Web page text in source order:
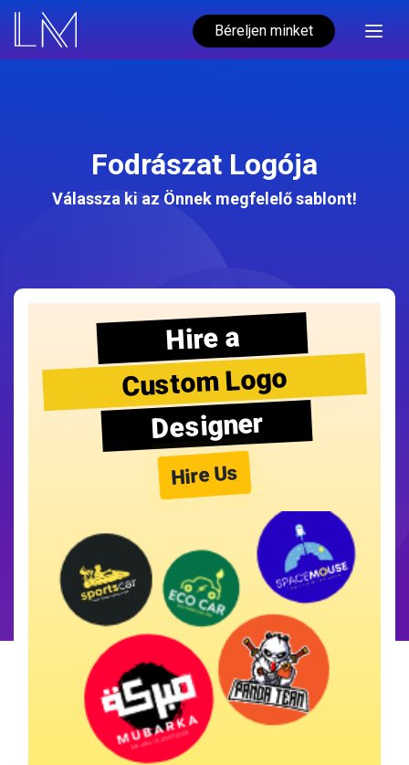
Béreljen minket
Fodrászat Logója
Válassza ki az Önnek megfelelő sablont!
Hire a
Custom Logo
Designer
Hire Us